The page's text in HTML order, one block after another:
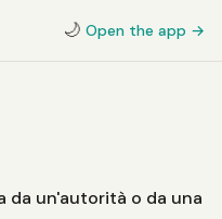
🌙 Open the app →
da un'autorità o da una